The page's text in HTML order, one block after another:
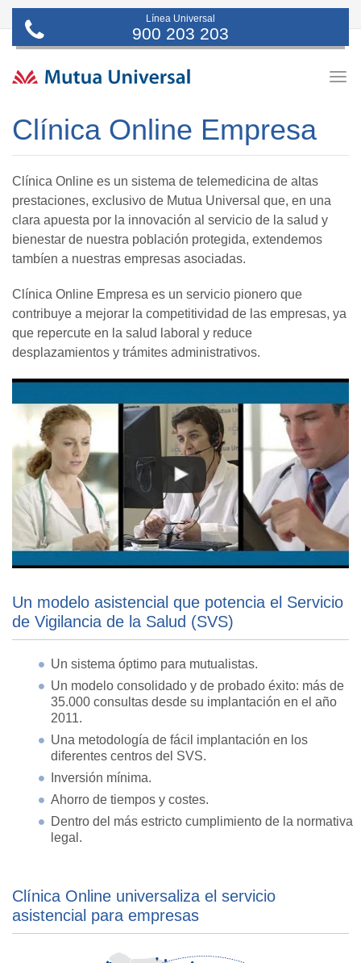
Línea Universal
900 203 203
Clínica Online Empresa
Clínica Online es un sistema de telemedicina de altas
prestaciones, exclusivo de Mutua Universal que, en una
clara apuesta por la innovación al servicio de la salud y
bienestar de nuestra población protegida, extendemos
tambíen a nuestras empresas asociadas.
Clínica Online Empresa es un servicio pionero que
contribuye a mejorar la competitividad de las empresas, ya
que repercute en la salud laboral y reduce
desplazamientos y trámites administrativos.
Un modelo asistencial que potencia el Servicio
de Vigilancia de la Salud (SVS)
Un sistema óptimo para mutualistas.
Un modelo consolidado y de probado éxito: más de
35.000 consultas desde su implantación en el año
2011.
Una metodología de fácil implantación en los
diferentes centros del SVS.
Inversión mínima.
Ahorro de tiempos y costes.
Dentro del más estricto cumplimiento de la normativa
legal.
Clínica Online universaliza el servicio
asistencial para empresas